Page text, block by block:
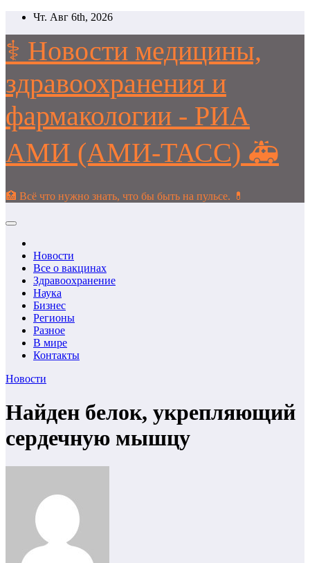
Перейти
содержимому
Чт. Авг 6th, 2026
⚕️ Новости медицины,
здравоохранения и
фармакологии - РИА
АМИ (АМИ-ТАСС) 🚑
🏥 Всё что нужно знать, что бы быть на пульсе. 💊
Новости
Все о вакцинах
Здравоохранение
Наука
Бизнес
Регионы
Разное
В мире
Контакты
Новости
Найден белок, укрепляющий
сердечную мышцу